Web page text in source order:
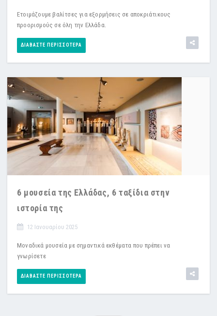
Ετοιμάζουμε βαλίτσες για εξορμήσεις σε αποκριάτικους
προορισμούς σε όλη την Ελλάδα.
ΔΙΑΒΆΣΤΕ ΠΕΡΙΣΣΌΤΕΡΑ
6 μουσεία της Ελλάδας, 6 ταξίδια στην
ιστορία της
12 Ιανουαρίου 2025
Μοναδικά μουσεία με σημαντικά εκθέματα που πρέπει να
γνωρίσετε
ΔΙΑΒΆΣΤΕ ΠΕΡΙΣΣΌΤΕΡΑ